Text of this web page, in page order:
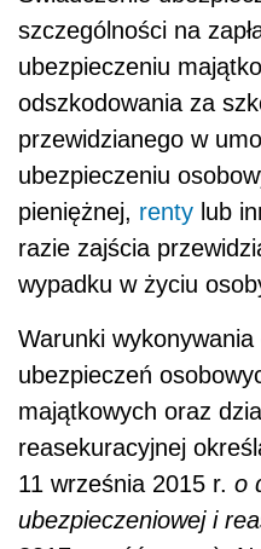
szczególności na
ubezpieczeniu
odszkodowania za
przewidzianego w
ubezpieczeniu
pieniężnej, renty lub
razie zajścia
wypadku w życiu
Warunki wykonywania
ubezpieczeń
majątkowych oraz
reasekuracyjnej
11 września 2015 r. o
ubezpieczeniowej i